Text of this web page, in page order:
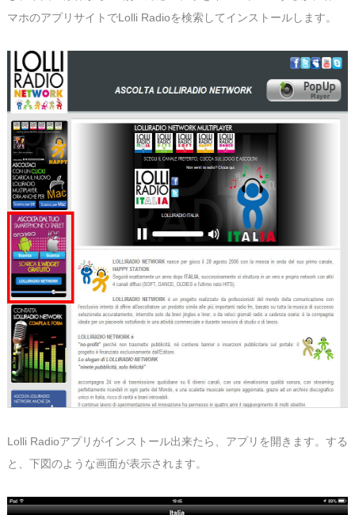
マホのアプリサイトでLolli Radioを検索してインストールします。
Lolli Radioアプリがインストール出来たら、アプリを開きます。する
と、下図のような画面が表示されます。